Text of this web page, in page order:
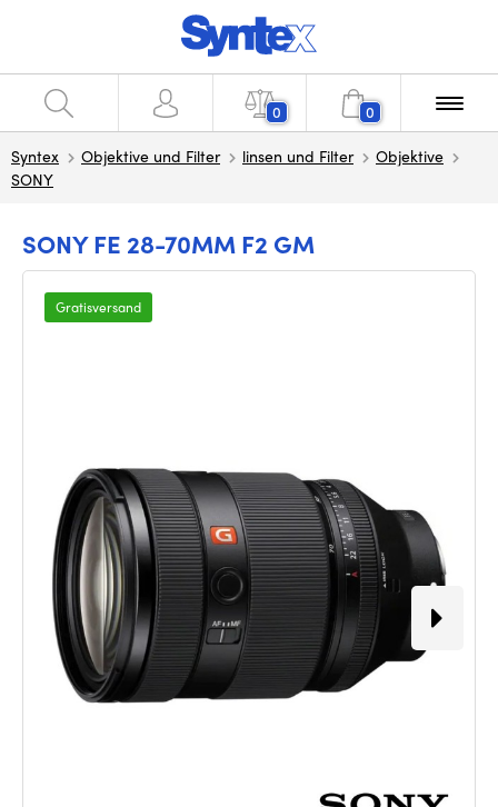
0 0
Syntex Objektive und Filter linsen und Filter
Objektive
SONY
SONY FE 28-70MM F2 GM
Gratisversand